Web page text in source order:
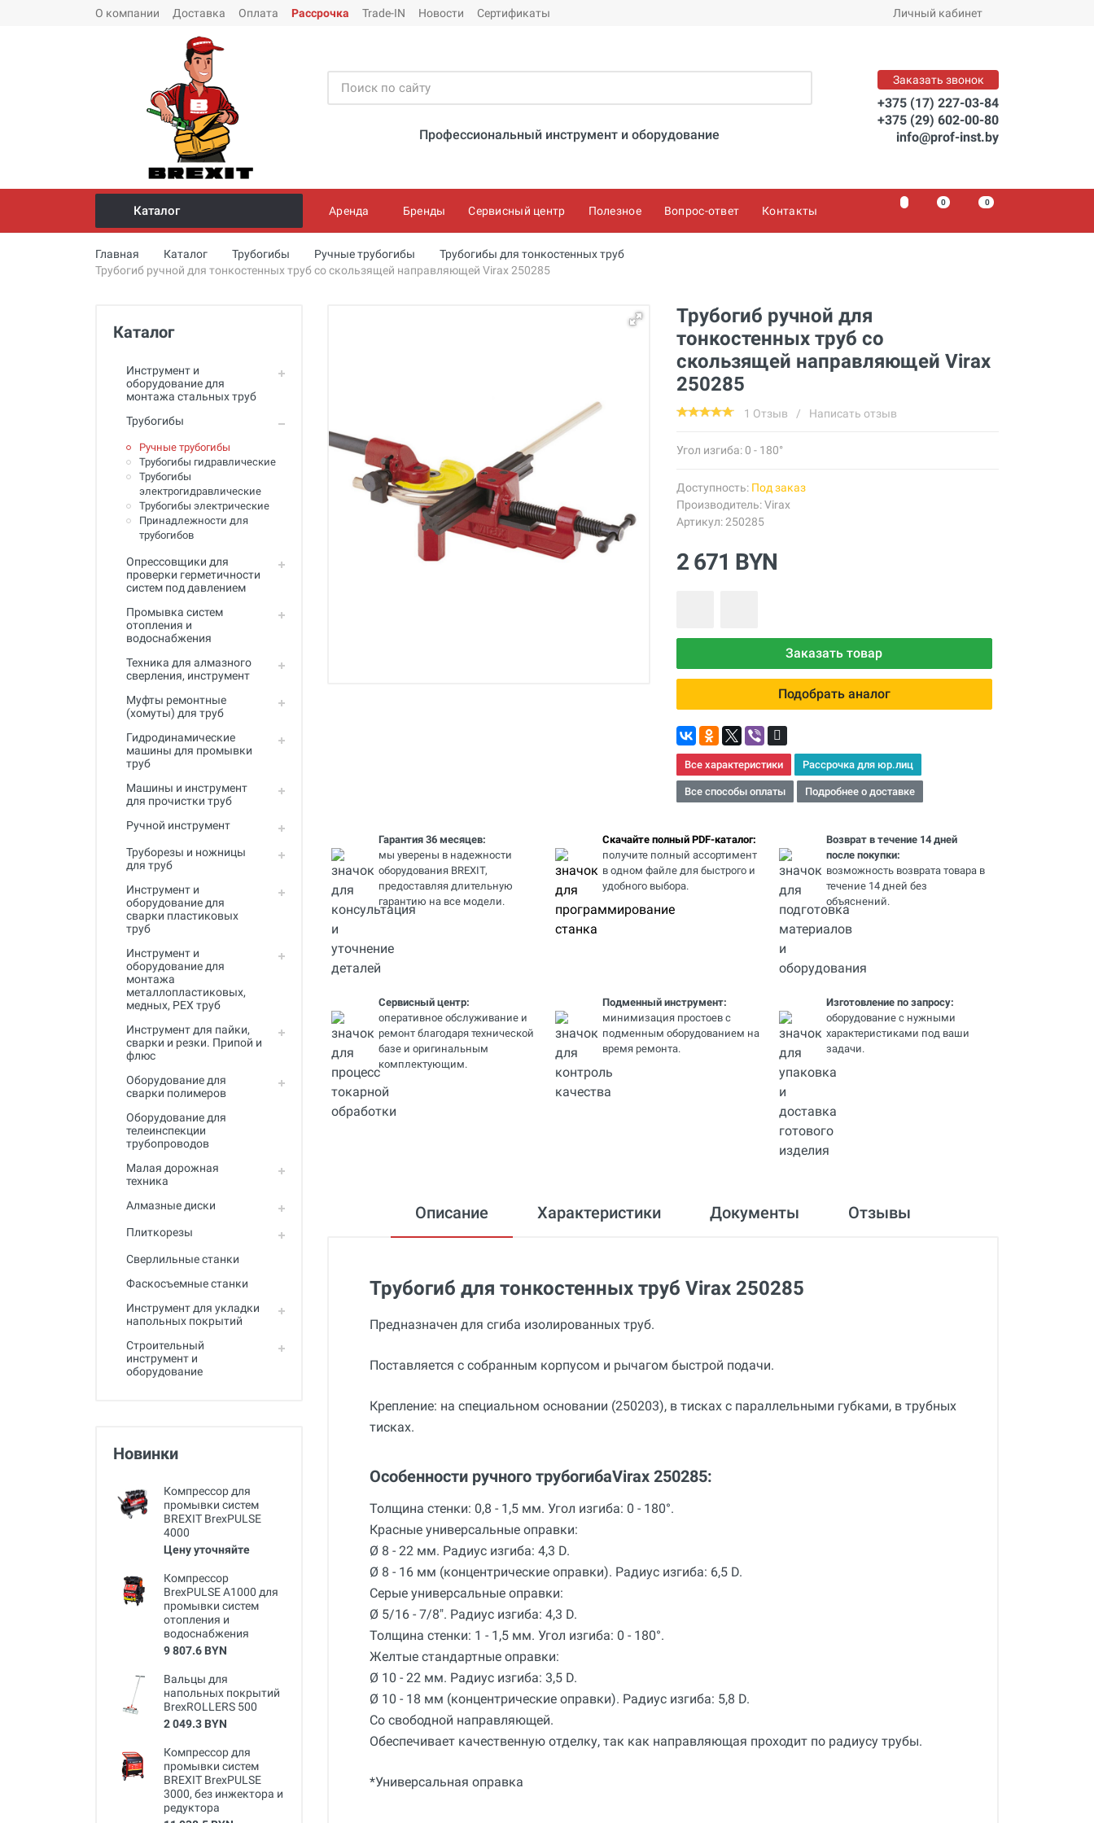
О компании Доставка Оплата Рассрочка Trade-IN Новости Сертификаты Личный кабинет
Профессиональный инструмент и оборудование
Заказать звонок
+375 (17) 227-03-84
+375 (29) 602-00-80
info@prof-inst.by
Инструмент и оборудование для
монтажа стальных труб
герметичности систем под
Промывка систем отопления и
водоснабжения
Техника для алмазного
сверления, инструмент
Муфты ремонтные (хомуты) для
труб
Гидродинамические машины
для промывки труб
Машины и инструмент для
прочистки труб
Ручной инструмент
Труборезы и ножницы для труб
Инструмент и оборудование для
сварки пластиковых труб
монтажа металлопластиковых,
медных, PEX труб
Инструмент для пайки, сварки и
резки. Припой и флюс
Оборудование для сварки
полимеров
Оборудование для
Малая дорожная техника
Алмазные диски
Плиткорезы
Сверлильные станки
Фаскосъемные станки
Инструмент для укладки
напольных покрытий
Строительный инструмент и
Полный каталог
Каталог Аренда Бренды Сервисный центр Полезное Вопрос-ответ Контакты
0 00
Главная Каталог Трубогибы Ручные трубогибы
Трубогибы для тонкостенных труб
Трубогиб ручной для тонкостенных труб со скользящей направляющей Virax 250285
Каталог
Инструмент и
оборудование для
монтажа стальных труб
Трубогибы
Ручные трубогибы
Трубогибы гидравлические
Трубогибы
электрогидравлические
Трубогибы электрические
Принадлежности для
трубогибов
Опрессовщики для
проверки герметичности
систем под давлением
Промывка систем
отопления и
водоснабжения
Техника для алмазного
сверления, инструмент
Муфты ремонтные
(хомуты) для труб
Гидродинамические
машины для промывки
труб
Машины и инструмент
для прочистки труб
Ручной инструмент
Труборезы и ножницы
для труб
Инструмент и
оборудование для
сварки пластиковых
труб
Инструмент и
оборудование для
монтажа
металлопластиковых,
медных, PEX труб
Инструмент для пайки,
сварки и резки. Припой и
флюс
Оборудование для
сварки полимеров
Оборудование для
телеинспекции
трубопроводов
Малая дорожная
техника
Алмазные диски
Плиткорезы
Сверлильные станки
Фаскосъемные станки
Инструмент для укладки
напольных покрытий
Строительный
инструмент и
оборудование
Новинки
Компрессор для
промывки систем
BREXIT BrexPULSE
4000
Цену уточняйте
Компрессор
BrexPULSE A1000 для
промывки систем
отопления и
водоснабжения
9 807.6 BYN
Вальцы для
напольных покрытий
BrexROLLERS 500
2 049.3 BYN
Компрессор для
промывки систем
BREXIT BrexPULSE
3000, без инжектора и
редуктора
Трубогиб ручной для
тонкостенных труб со
скользящей направляющей Virax
250285
1 Отзыв / Написать отзыв
Угол изгиба: 0 - 180°
Доступность: Под заказ
Производитель:Virax
Артикул: 250285
2 671 BYN
Заказать товар
Подобрать аналог
Все характеристики Рассрочка для юр.лиц
Все способы оплаты Подробнее о доставке
Гарантия 36 месяцев:
мы уверены в надежности
оборудования BREXIT,
предоставляя длительную
гарантию на все модели.
Скачайте полный PDF-каталог:
получите полный ассортимент
в одном файле для быстрого и
удобного выбора.
Возврат в течение 14 дней
после покупки:
возможность возврата товара в
течение 14 дней без
объяснений.
Сервисный центр:
оперативное обслуживание и
ремонт благодаря технической
базе и оригинальным
комплектующим.
Подменный инструмент:
минимизация простоев с
подменным оборудованием на
время ремонта.
Изготовление по запросу:
оборудование с нужными
характеристиками под ваши
задачи.
Описание Характеристики Документы Отзывы
Трубогиб для тонкостенных труб Virax 250285
Предназначен для сгиба изолированных труб.
Поставляется с собранным корпусом и рычагом быстрой подачи.
Крепление: на специальном основании (250203), в тисках с параллельными губками, в трубных
тисках.
Особенности ручного трубогибаVirax 250285:
Толщина стенки: 0,8 - 1,5 мм. Угол изгиба: 0 - 180°.
Красные универсальные оправки:
Ø 8 - 22 мм. Радиус изгиба: 4,3 D.
Ø 8 - 16 мм (концентрические оправки). Радиус изгиба: 6,5 D.
Серые универсальные оправки:
Ø 5/16 - 7/8". Радиус изгиба: 4,3 D.
Толщина стенки: 1 - 1,5 мм. Угол изгиба: 0 - 180°.
Желтые стандартные оправки:
Ø 10 - 22 мм. Радиус изгиба: 3,5 D.
Ø 10 - 18 мм (концентрические оправки). Радиус изгиба: 5,8 D.
Со свободной направляющей.
Обеспечивает качественную отделку, так как направляющая проходит по радиусу трубы.
*Универсальная оправка